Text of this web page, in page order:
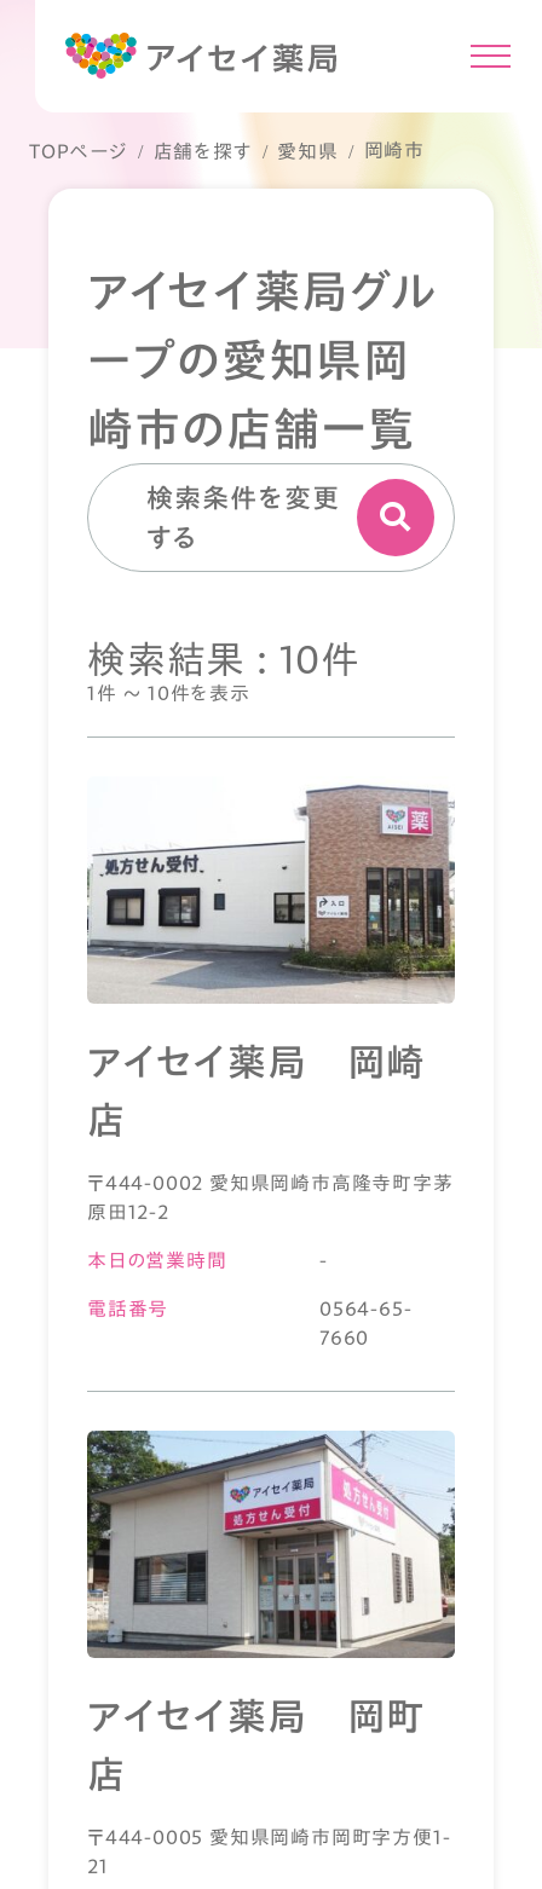
TOPページ 店舗を探す 愛知県 岡崎市
アイセイ薬局グル
ープの愛知県岡
崎市の店舗一覧
検索条件を変更
する
検索結果 : 10件
1件 ～ 10件を表示
アイセイ薬局 岡崎
店
〒444-0002 愛知県岡崎市高隆寺町字茅
原田12-2
本日の営業時間 -
電話番号
0564-65-
7660
アイセイ薬局 岡町
店
〒444-0005 愛知県岡崎市岡町字方便1-
21